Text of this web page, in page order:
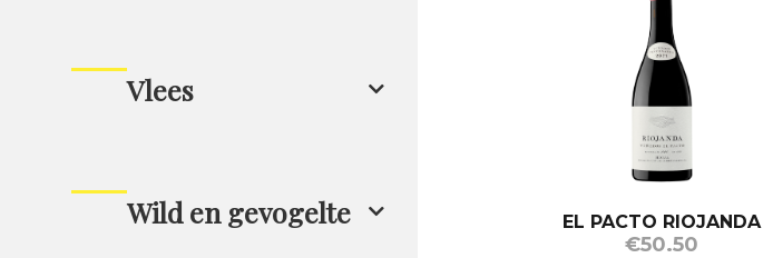
Vlees
Wild en gevogelte EL PACTO RIOJANDA
€50.50